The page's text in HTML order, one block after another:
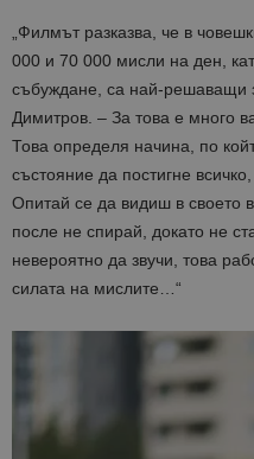
„Филмът разказва, че в
000 и 70 000 мисли на ден,
събуждане, са най-решаващи
Димитров. – За това е много
Това определя начина, по
състояние да постигне
Опитай се да видиш в своето
после не спирай, докато не
невероятно да звучи, това
силата на мислите…“